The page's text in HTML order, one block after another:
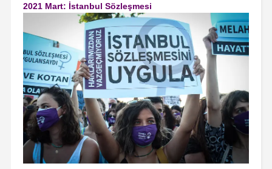
2021 Mart: İstanbul Sözleşmesi